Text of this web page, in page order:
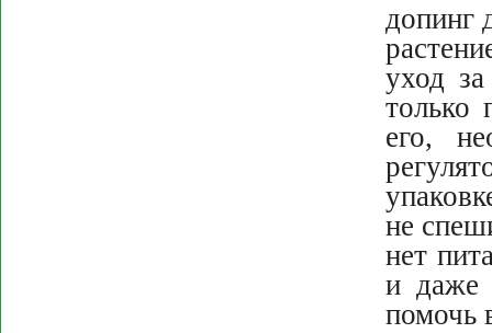
допинг
уход
только
его,
не
нет
и
помочь